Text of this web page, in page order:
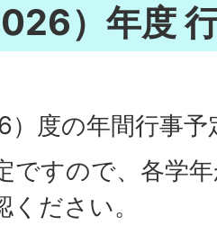
）年度
度の年間行事
ですので、各学
ださい。